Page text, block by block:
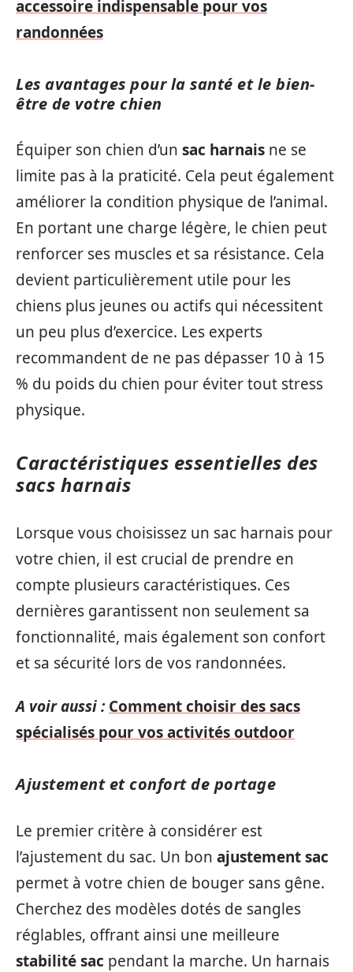
accessoire indispensable pour vos
randonnées
Les avantages pour la santé et le bien-
être de votre chien
Équiper son chien d’un sac harnais ne se
limite pas à la praticité. Cela peut également
améliorer la condition physique de l’animal.
En portant une charge légère, le chien peut
renforcer ses muscles et sa résistance. Cela
devient particulièrement utile pour les
chiens plus jeunes ou actifs qui nécessitent
un peu plus d’exercice. Les experts
recommandent de ne pas dépasser 10 à 15
% du poids du chien pour éviter tout stress
physique.
Caractéristiques essentielles des
sacs harnais
Lorsque vous choisissez un sac harnais pour
votre chien, il est crucial de prendre en
compte plusieurs caractéristiques. Ces
dernières garantissent non seulement sa
fonctionnalité, mais également son confort
et sa sécurité lors de vos randonnées.
A voir aussi : Comment choisir des sacs
spécialisés pour vos activités outdoor
Ajustement et confort de portage
Le premier critère à considérer est
l’ajustement du sac. Un bon ajustement sac
permet à votre chien de bouger sans gêne.
Cherchez des modèles dotés de sangles
réglables, offrant ainsi une meilleure
stabilité sac pendant la marche. Un harnais